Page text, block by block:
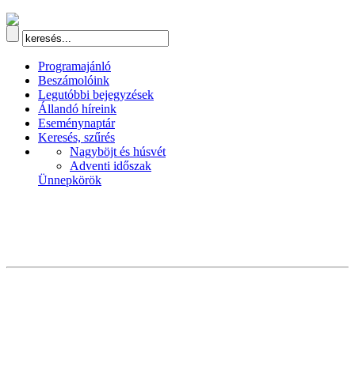
Programajánló
Beszámolóink
Legutóbbi bejegyzések
Állandó híreink
Eseménynaptár
Keresés, szűrés
Nagyböjt és húsvét
Adventi időszak
Ünnepkörök